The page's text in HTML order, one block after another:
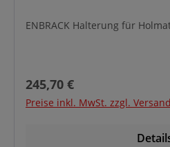
ENBRACK Halterung für
Regulärer Preis:
245,70 €
Preise inkl. MwSt. zzgl.